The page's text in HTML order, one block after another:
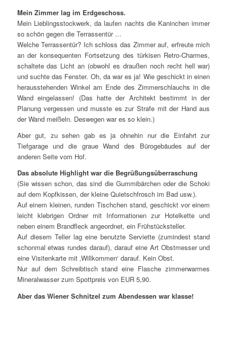
Mein Zimmer lag im Erdgeschoss.
Mein Lieblingsstockwerk, da laufen nachts die Kaninchen immer
so schön gegen die Terrassentür …
Welche Terrassentür? Ich schloss das Zimmer auf, erfreute mich
an der konsequenten Fortsetzung des türkisen Retro-Charmes,
schaltete das Licht an (obwohl es draußen noch recht hell war)
und suchte das Fenster. Oh, da war es ja! Wie geschickt in einen
herausstehenden Winkel am Ende des Zimmerschlauchs in die
Wand eingelassen! (Das hatte der Architekt bestimmt in der
Planung vergessen und musste es zur Strafe mit der Hand aus
der Wand meißeln. Deswegen war es so klein.)
Aber gut, zu sehen gab es ja ohnehin nur die Einfahrt zur
Tiefgarage und die graue Wand des Bürogebäudes auf der
anderen Seite vom Hof.
Das absolute Highlight war die Begrüßungsüberraschung
(Sie wissen schon, das sind die Gummibärchen oder die Schoki
auf dem Kopfkissen, der kleine Quietschfrosch im Bad usw.).
Auf einem kleinen, runden Tischchen stand, geschickt vor einem
leicht klebrigen Ordner mit Informationen zur Hotelkette und
neben einem Brandfleck angeordnet, ein Frühstücksteller.
Auf diesem Teller lag eine benutzte Serviette (zumindest stand
schonmal etwas rundes darauf), darauf eine Art Obstmesser und
eine Visitenkarte mit ‚Willkommen‘ darauf. Kein Obst.
Nur auf dem Schreibtisch stand eine Flasche zimmerwarmes
Mineralwasser zum Spottpreis von EUR 5,90.
Aber das Wiener Schnitzel zum Abendessen war klasse!